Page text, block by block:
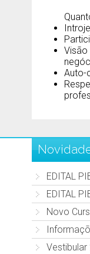
Visão
Auto-
EDITAL
EDITAL
Novo
Vestibular